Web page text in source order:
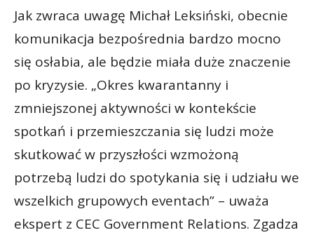
Jak zwraca uwagę Michał Leksiński, obecnie
komunikacja bezpośrednia bardzo mocno
się osłabia, ale będzie miała duże znaczenie
po kryzysie. „Okres kwarantanny i
zmniejszonej aktywności w kontekście
spotkań i przemieszczania się ludzi może
skutkować w przyszłości wzmożoną
potrzebą ludzi do spotykania się i udziału we
wszelkich grupowych eventach” – uważa
ekspert z CEC Government Relations. Zgadza